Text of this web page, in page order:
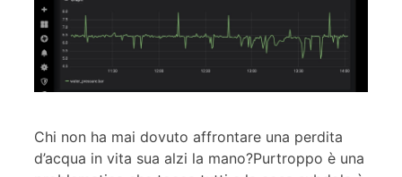
Chi non ha mai dovuto affrontare una perdita
d’acqua in vita sua alzi la mano?Purtroppo è una